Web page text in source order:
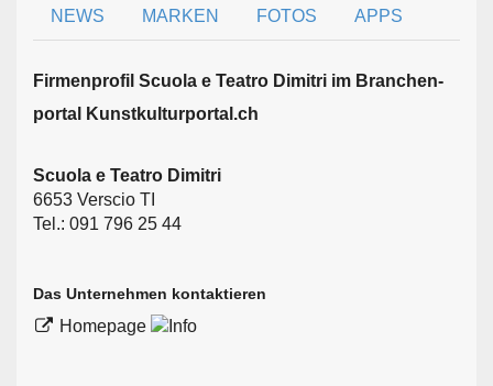
NEWS MARKEN FOTOS APPS
Firmen­profil Scuola e Teatro Dimitri im Branchen­
portal Kunstkulturportal.ch
Scuola e Teatro Dimitri
6653 Verscio TI
Tel.: 091 796 25 44
Das Unternehmen kontaktieren
Homepage